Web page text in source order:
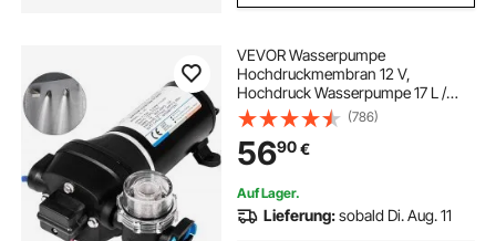
VEVOR Wasserpumpe
Hochdruckmembran 12 V,
Hochdruck Wasserpumpe 17 L /
min, Selbstansaugende
Membranpumpe 2m, 3-Kammer-
Membran, Membranpumpe mit
Wärmeschutz, für Kfz-Schifffahrt,
Wohnmobile
(786)
5690€
Auf Lager.
Lieferung:sobald Di. Aug. 11